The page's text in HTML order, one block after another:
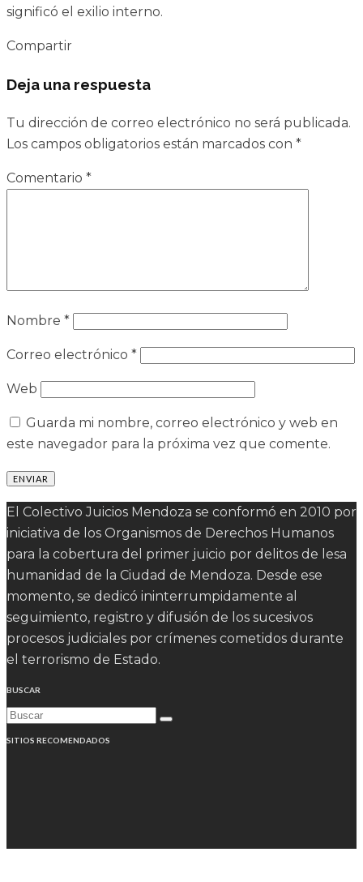
significó el exilio interno.
Compartir
Deja una respuesta
Tu dirección de correo electrónico no será publicada.
Los campos obligatorios están marcados con *
Comentario *
Nombre *
Correo electrónico *
Web
Guarda mi nombre, correo electrónico y web en
este navegador para la próxima vez que comente.
El Colectivo Juicios Mendoza se conformó en 2010 por
iniciativa de los Organismos de Derechos Humanos
para la cobertura del primer juicio por delitos de lesa
humanidad de la Ciudad de Mendoza. Desde ese
momento, se dedicó ininterrumpidamente al
seguimiento, registro y difusión de los sucesivos
procesos judiciales por crímenes cometidos durante
el terrorismo de Estado.
BUSCAR
SITIOS RECOMENDADOS